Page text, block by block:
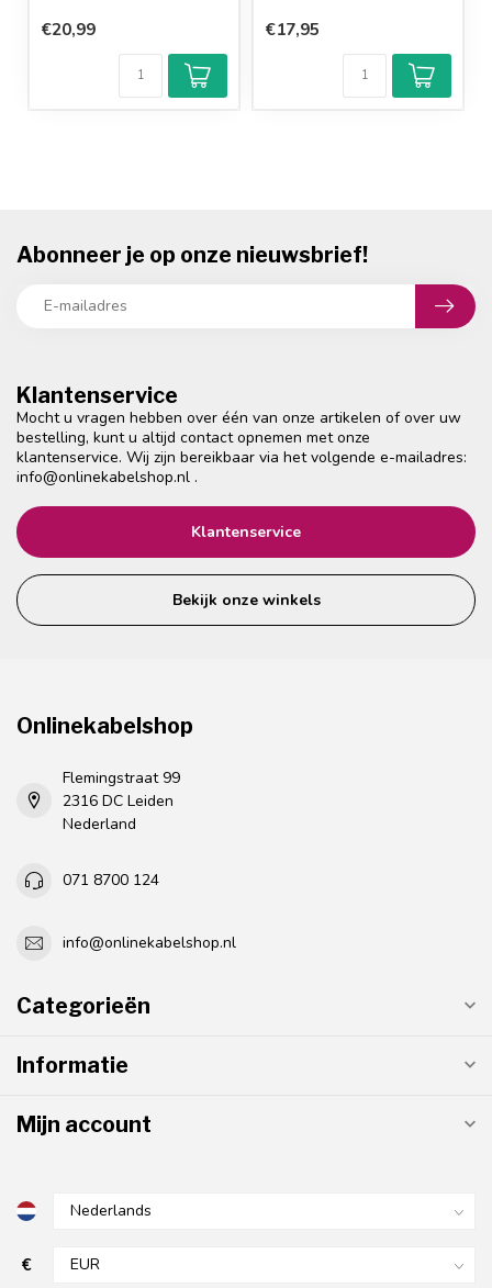
€20,99 €17,95
Klantenservice
Mocht u vragen hebben over één van onze artikelen of over uw
bestelling, kunt u altijd contact opnemen met onze
klantenservice. Wij zijn bereikbaar via het volgende e-mailadres:
info@onlinekabelshop.nl .
Klantenservice
Bekijk onze winkels
Abonneer je op onze nieuwsbrief!
Onlinekabelshop
Flemingstraat 99
2316 DC Leiden
Nederland
071 8700 124
info@onlinekabelshop.nl
Categorieën
Informatie
Mijn account
€